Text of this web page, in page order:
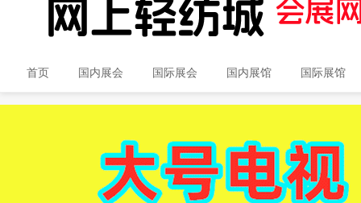
首页 国内展会 国际展会 国内展馆 国际展馆